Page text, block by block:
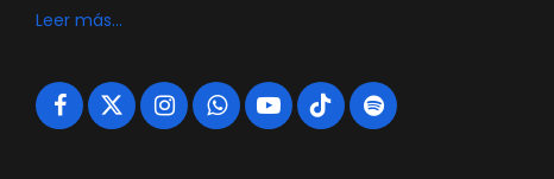
Leer más…